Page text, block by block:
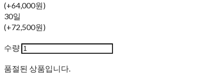
(+64,000원)
30일
(+72,500원)
수량
품절된 상품입니다.